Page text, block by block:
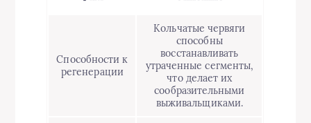
Способности к
регенерации
Кольчатые червяги
способны
восстанавливать
утраченные сегменты,
что делает их
сообразительными
выживальщиками.